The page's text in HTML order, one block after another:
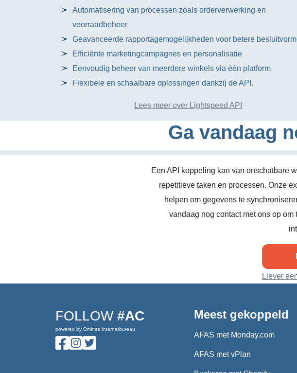
Automatisering van processen zoals orderverwerking en
voorraadbeheer
Geavanceerde rapportagemogelijkheden voor betere
Efficiënte marketingcampagnes en personalisatie
Eenvoudig beheer van meerdere winkels via één platform
Flexibele en schaalbare oplossingen dankzij de API.
Lees meer over Lightspeed API
Ga vandaag
Een API koppeling kan van onschatbare
repetitieve taken en processen. Onze
helpen om gegevens te
vandaag nog contact met ons op
Liever
FOLLOW #AC
powered by Omines Internetbureau
Meest gekoppeld
AFAS met Monday.com
AFAS met vPlan